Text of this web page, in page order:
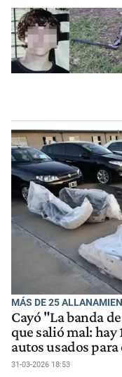
MÁS DE 25
Cayó "La banda
que salió mal: hay
autos usados
31-03-2026 18:53